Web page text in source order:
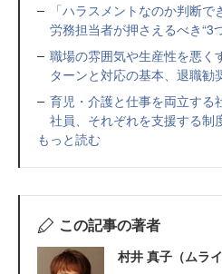
「ハラスメントなのか判断
労務担当者が押さえるべき“3
職場の雰囲気や生産性を悪
ターンと対応の基本、退職勧
育児・介護と仕事を両立する
社員、それぞれを支援する制
もっと読む
この記事の著者
村井 真子（ムラ